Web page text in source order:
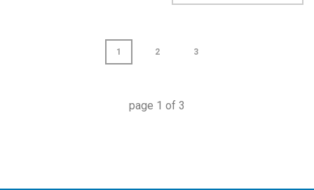
1 2 3
page 1 of 3